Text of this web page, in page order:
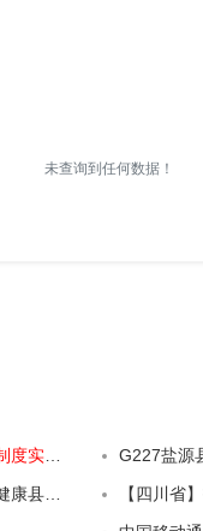
未查询到任何数据！
G227盐源
【四川省